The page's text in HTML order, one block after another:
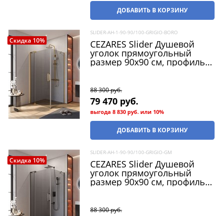
ДОБАВИТЬ В КОРЗИНУ
Скидка 10%
SLIDER-AH-1-90-90/100-GRIGIO-BORO
CEZARES Slider Душевой
уголок прямоугольный
размер 90x90 см, профиль -
Распашная
88 300 руб.
79 470 руб.
выгода8 830 руб. или 10%
ДОБАВИТЬ В КОРЗИНУ
Скидка 10%
SLIDER-AH-1-90-90/100-GRIGIO-GM
CEZARES Slider Душевой
уголок прямоугольный
размер 90x90 см, профиль -
88 300 руб.